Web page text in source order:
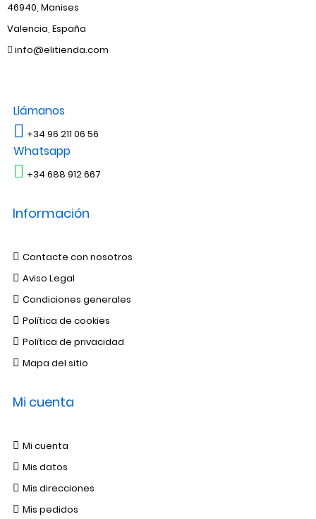
46940, Manises
Valencia, España
info@elitienda.com
Llámanos
+34 96 211 06 56
Whatsapp
+34 688 912 667
Información
Contacte con nosotros
Aviso Legal
Condiciones generales
Política de cookies
Política de privacidad
Mapa del sitio
Mi cuenta
Mi cuenta
Mis datos
Mis direcciones
Mis pedidos